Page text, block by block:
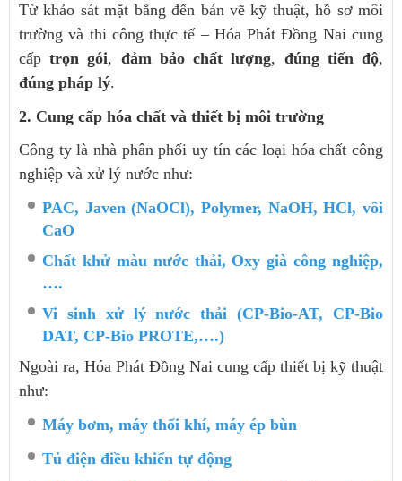
Từ khảo sát mặt bằng đến bản vẽ kỹ thuật, hồ sơ môi
trường và thi công thực tế – Hóa Phát Đồng Nai cung
cấptrọn gói, đảm bảo chất lượng, đúng tiến độ,
đúng pháp lý.
2. Cung cấp hóa chất và thiết bị môi trường
Công ty là nhà phân phối uy tín các loại hóa chất công
nghiệp và xử lý nước như:
PAC, Javen (NaOCl), Polymer, NaOH, HCl, vôi
CaO
Chất khử màu nước thải, Oxy già công nghiệp,
….
Vi sinh xử lý nước thải (CP-Bio-AT, CP-Bio
DAT, CP-Bio PROTE,….)
Ngoài ra, Hóa Phát Đồng Nai cung cấp thiết bị kỹ thuật
như:
Máy bơm, máy thổi khí, máy ép bùn
Tủ điện điều khiển tự động